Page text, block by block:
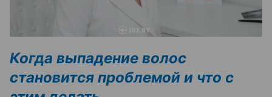
Когда выпадение волос
становится проблемой и что с